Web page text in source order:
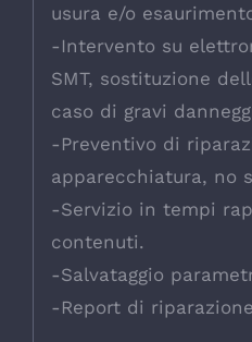
usura e/o
-Intervento su
SMT, sostituzione
caso di gravi
-Preventivo di
apparecchiatura, no
-Servizio in tempi
contenuti.
-Salvataggio
-Report di